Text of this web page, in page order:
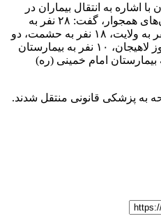
اشاره به انتقال بیماران در
بیمارستان‌های رشت و شهرستان‌های همجوار، گفت: ۲۸ نفر به
پورسینا، ۴۴ نفر به رازی، هفت نفر به ولایت، ۱۸ نفر به حشمت، دو
نفر به الزهرا (س)، یک نفر به پیروز لاهیجان، ۱۰ نفر به بیمارستان
بیمارستان امام خمینی (ره)
به پزشکی قانونی منتقل شدند.